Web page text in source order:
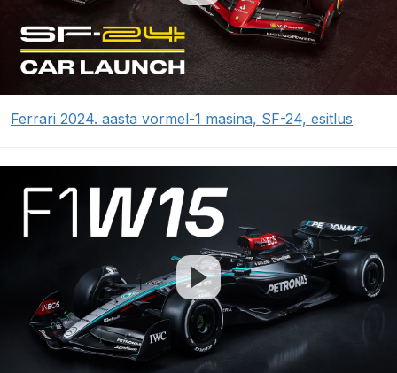
Ferrari 2024. aasta vormel-1 masina, SF-24, esitlus